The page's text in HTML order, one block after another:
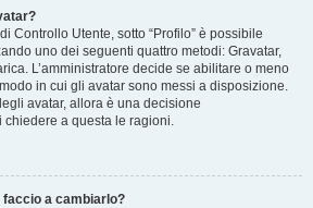
Controllo Utente, sotto “Profilo” è possibile
uno dei seguenti quattro metodi: Gravatar,
L’amministratore decide se abilitare o meno
in cui gli avatar sono messi a disposizione.
avatar, allora è una decisione
chiedere a questa le ragioni.
faccio a cambiarlo?